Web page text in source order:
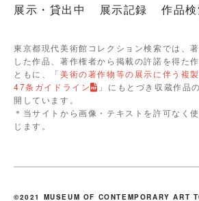
展示・貸出中
展示記録 作品
東京都現代美術館コレクション検索では、
した作品、著作権者から掲載の許諾を得た
ともに、「美術の著作物等の展示に伴う複
47条ガイドライン
」にもとづき収蔵作品
開しています。
＊当サイトから画像・テキストを許可なく
じます。
©2021 MUSEUM OF CONTEMPORARY ART